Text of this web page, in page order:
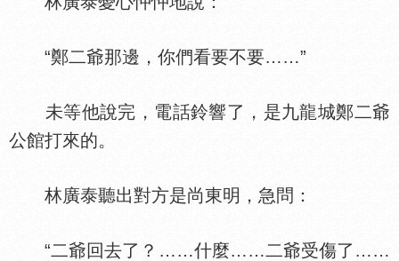
“鄭二爺那邊，你們看要不要……”
未等他說完，電話鈴響了，是九龍城鄭二爺
公館打來的。
林廣泰聽出對方是尚東明，急問：
“二爺回去了？……什麼……二爺受傷了……